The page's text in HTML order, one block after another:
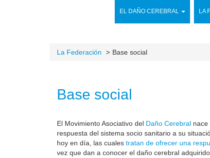
EL DAÑO CEREBRAL LA
La Federación Base social
Base social
El Movimiento Asociativo del Daño Cerebral nace
respuesta del sistema socio sanitario a su
hoy en día, las cuales tratan de ofrecer una
vez que dan a conocer el daño cerebral